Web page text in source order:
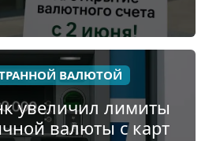
ВАЛЮТОЙ
увеличил лимиты
валюты с карт